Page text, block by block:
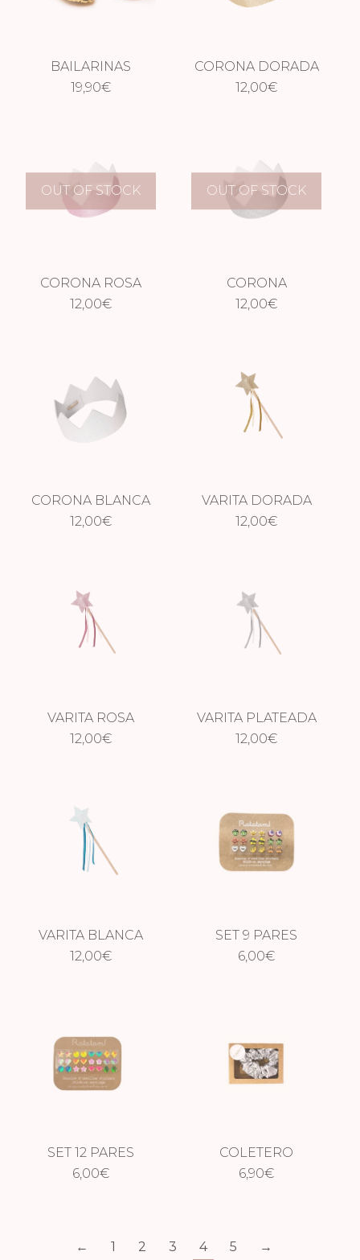
BAILARINAS
DORADAS
19,90€
CORONA DORADA
12,00€
OUT OF STOCK
CORONA ROSA
12,00€
OUT OF STOCK
CORONA
PLATEADA
12,00€
CORONA BLANCA
12,00€
VARITA DORADA
12,00€
VARITA ROSA
12,00€
VARITA PLATEADA
12,00€
VARITA BLANCA
12,00€
SET 9 PARES
PENDIENTES
6,00€
SET 12 PARES
PENDIENTES
6,00€
COLETERO
METÁLICO PLATA
6,90€
← 1 2 3 4 5 →